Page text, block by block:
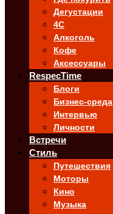
Дегустации
4C
Алкоголь
Кофе
Аксессуары
RespecTime
Блоги
Бизнес-среда
Интервью
Личности
Встречи
Стиль
Путешествия
Моторы
Кино
Музыка